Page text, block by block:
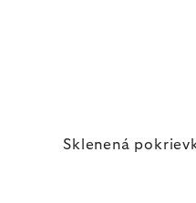
Sklenená